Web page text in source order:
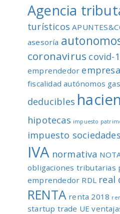
Agencia
turísticos
asesoría
coronavirus covid-
emprendedor empresa
fiscalidad autónomos
deducibles
hipotecas impuesto
impuesto sociedades
IVA normativa
obligaciones tributarias
emprendedor RDL real
RENTA renta 2018
startup trade UE